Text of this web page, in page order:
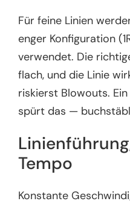
Für feine Linien
enger Konfiguration
verwendet. Die
flach, und die Linie
riskierst Blowouts.
spürt das —
Tempo
Konstante